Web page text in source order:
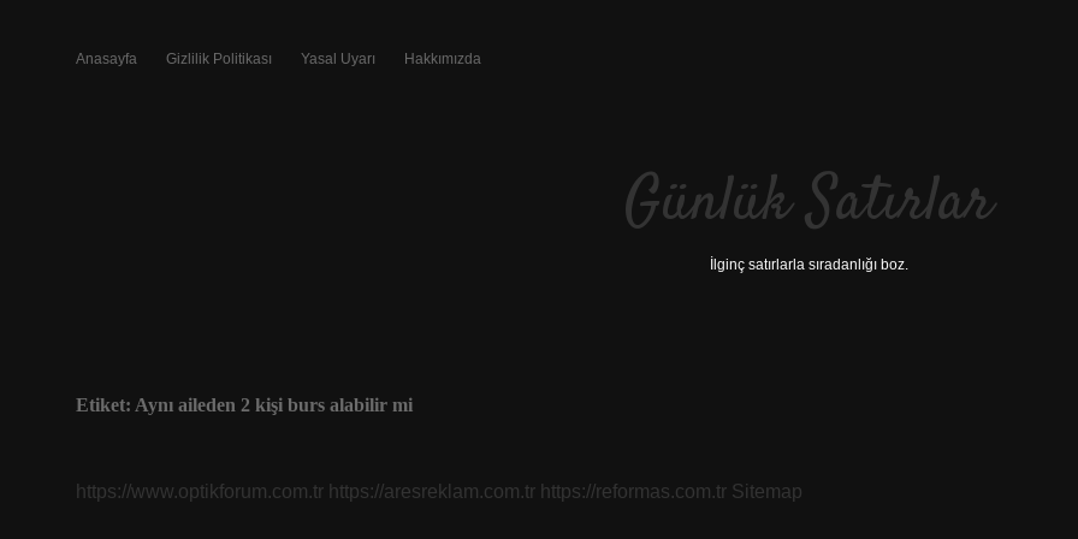
Anasayfa Gizlilik Politikası Yasal Uyarı Hakkımızda
Günlük Satırlar
İlginç satırlarla sıradanlığı boz.
Etiket: Aynı aileden 2 kişi burs alabilir mi
https://www.optikforum.com.tr https://aresreklam.com.tr https://reformas.com.tr Sitemap